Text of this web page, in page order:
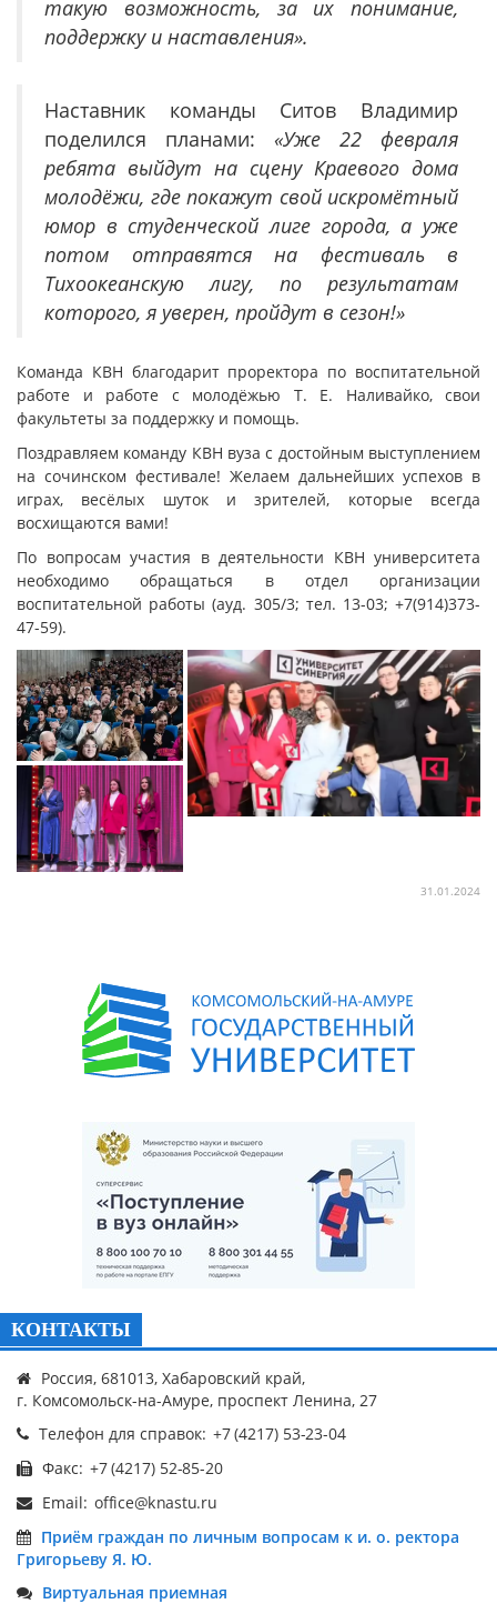
такую возможность, за их понимание,
поддержку и наставления».
Наставник команды Ситов Владимир
поделился планами: «Уже 22 февраля
ребята выйдут на сцену Краевого дома
молодёжи, где покажут свой искромётный
юмор в студенческой лиге города, а уже
потом отправятся на фестиваль в
Тихоокеанскую лигу, по результатам
которого, я уверен, пройдут в сезон!»
Команда КВН благодарит проректора по воспитательной
работе и работе с молодёжью Т. Е. Наливайко, свои
факультеты за поддержку и помощь.
Поздравляем команду КВН вуза с достойным выступлением
на сочинском фестивале! Желаем дальнейших успехов в
играх, весёлых шуток и зрителей, которые всегда
восхищаются вами!
По вопросам участия в деятельности КВН университета
необходимо обращаться в отдел организации
воспитательной работы (ауд. 305/3; тел. 13-03; +7(914)373-
47-59).
31.01.2024
КОНТАКТЫ
Россия, 681013, Хабаровский край,
г. Комсомольск-на-Амуре, проспект Ленина, 27
Телефон для справок:
Факс:
Email:
Приём граждан по личным вопросам к и. о. ректора
Григорьеву Я. Ю.
Виртуальная приемная